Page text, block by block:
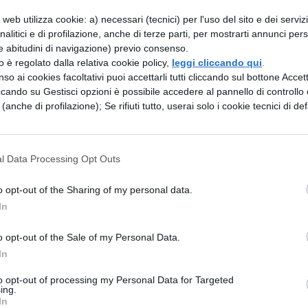
utilizza cookie: a) necessari (tecnici) per l'uso del sito e dei
e di profilazione, anche di terze parti, per mostrarti annunci
abitudini di navigazione) previo consenso.
è regolato dalla relativa cookie policy, leggi cliccando qui
ai cookies facoltativi puoi accettarli tutti cliccando sul bottone
su Gestisci opzioni è possibile accedere al pannello di controllo
di profilazione); Se rifiuti tutto, userai solo i cookie tecnici di
Data Processing Opt Outs
opt-out of the Sharing of my personal data.
opt-out of the Sale of my Personal Data.
opt-out of processing my Personal Data for Targeted
nome, è una scuola privata tra le più esclusive al
costoso del pianeta. Tra gli ex alunni troviamo il
Monaco: una scuola da re e regine quindi, che
università del globo(e ci mancherebbe, visto
sullago di Ginevra
cui vela, golf, surf, mentre in inverno l’Istituto
sulle Alpi
slitta, ma anche imparare ad arrampicarsi
l’hockey. Non manca poi lo spazio per le arti
e lo studio, necessario poi per potere entrare
Oxford, Cambridge oppure Harvard o Yale.